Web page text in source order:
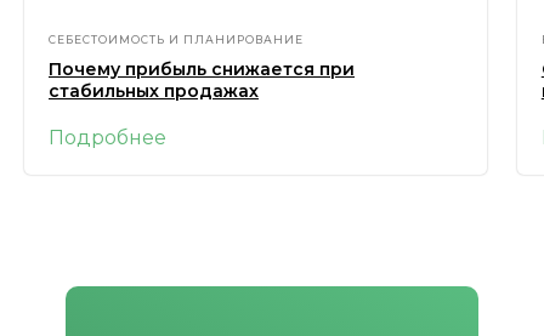
СЕБЕСТОИМОСТЬ И ПЛАНИРОВАНИЕ
Почему прибыль снижается при
стабильных продажах
Подробнее